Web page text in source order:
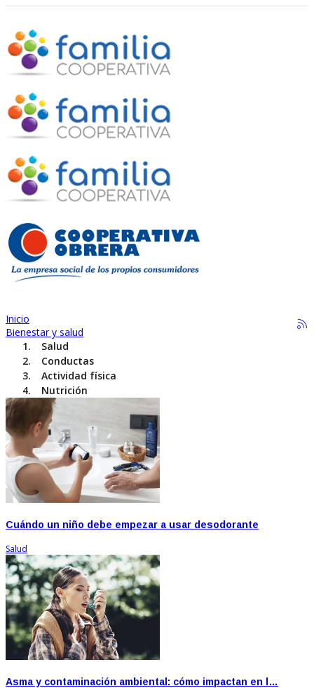
Inicio
Bienestar y salud
Salud
Conductas
Actividad física
Nutrición
Cuándo un niño debe empezar a usar desodorante
Salud
Asma y contaminación ambiental: cómo impactan en l…